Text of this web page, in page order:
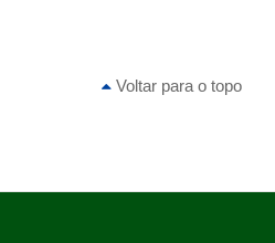
Voltar para o topo